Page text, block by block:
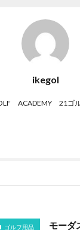
ikegol
ACADEMY 21ゴ
ゴルフ用品
モーダ